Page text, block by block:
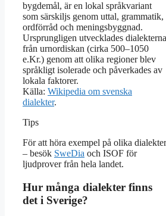
bygdemål, är en lokal språkvariant
som särskiljs genom uttal, grammatik,
ordförråd och meningsbyggnad.
Ursprungligen utvecklades dialekterna
från urnordiskan (cirka 500–1050
e.Kr.) genom att olika regioner blev
språkligt isolerade och påverkades av
lokala faktorer.
Källa: Wikipedia om svenska
dialekter.
Tips
För att höra exempel på olika dialekter
– besök SweDia och ISOF för
ljudprover från hela landet.
Hur många dialekter finns
det i Sverige?